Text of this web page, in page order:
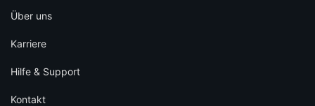
Über uns
Karriere
Hilfe & Support
Kontakt